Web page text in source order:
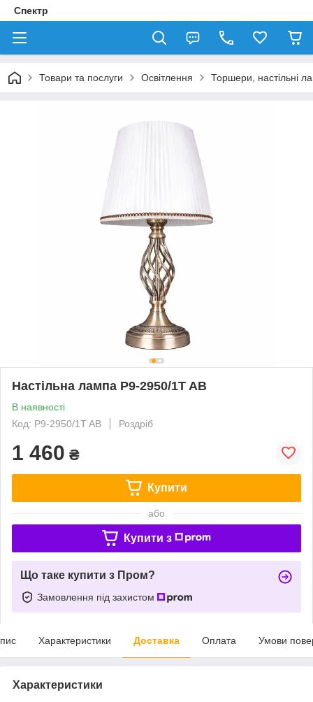
Спектр
Товари та послуги Освітлення Торшери, настільні
Настільна лампа P9-2950/1T AB
В наявності
Код: P9-2950/1T AB
Роздріб
1 460 ₴
Купити
або
Купити з
Що таке купити з Пром?
Замовлення під захистом
Характеристики Доставка Оплата Умови
Характеристики